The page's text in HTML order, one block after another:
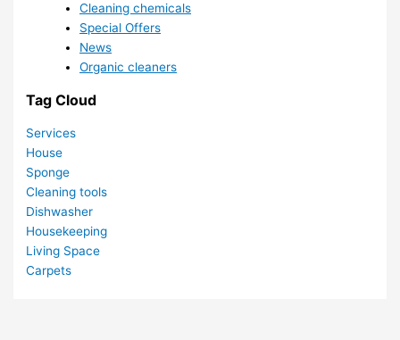
Cleaning chemicals
Special Offers
News
Organic cleaners
Tag Cloud
Services
House
Sponge
Cleaning tools
Dishwasher
Housekeeping
Living Space
Carpets